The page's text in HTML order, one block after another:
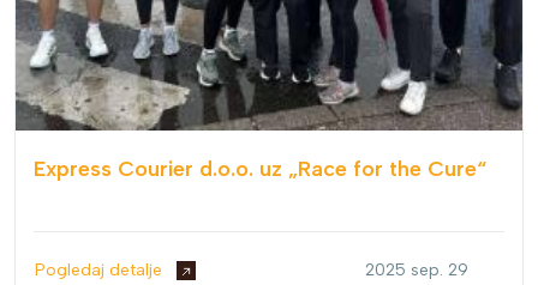
Express Courier d.o.o. uz „Race for the Cure“
Pogledaj detalje 2025 sep. 29